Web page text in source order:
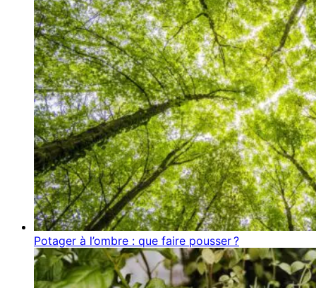
Potager à l’ombre : que faire pousser ?